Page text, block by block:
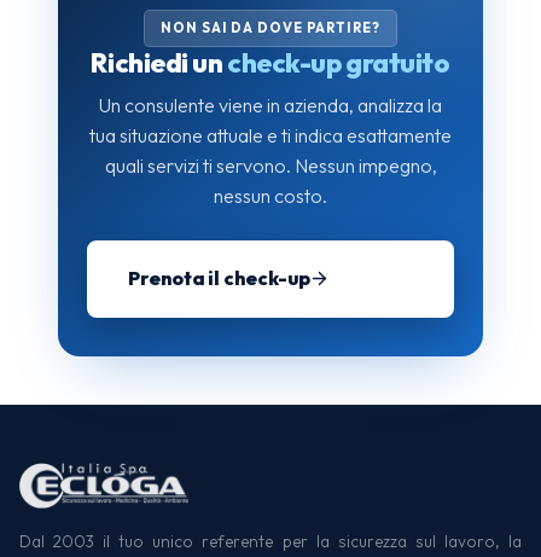
NON SAI DA DOVE PARTIRE?
Richiedi uncheck-up gratuito
Un consulente viene in azienda, analizza la
tua situazione attuale e ti indica esattamente
quali servizi ti servono. Nessun impegno,
nessun costo.
Prenota il check-up
Dal 2003 il tuo unico referente per la sicurezza sul lavoro, la